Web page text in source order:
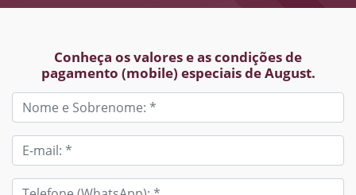
Conheça os valores e as condições de
pagamento (mobile) especiais de August.